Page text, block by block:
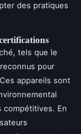
des pratiques
tels que le
pour
appareils sont
En